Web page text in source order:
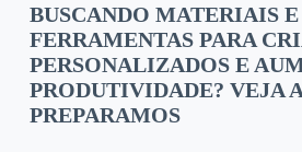
BUSCANDO MATERIAIS E
FERRAMENTAS PARA
PERSONALIZADOS E
PRODUTIVIDADE? VEJA
PREPARAMOS